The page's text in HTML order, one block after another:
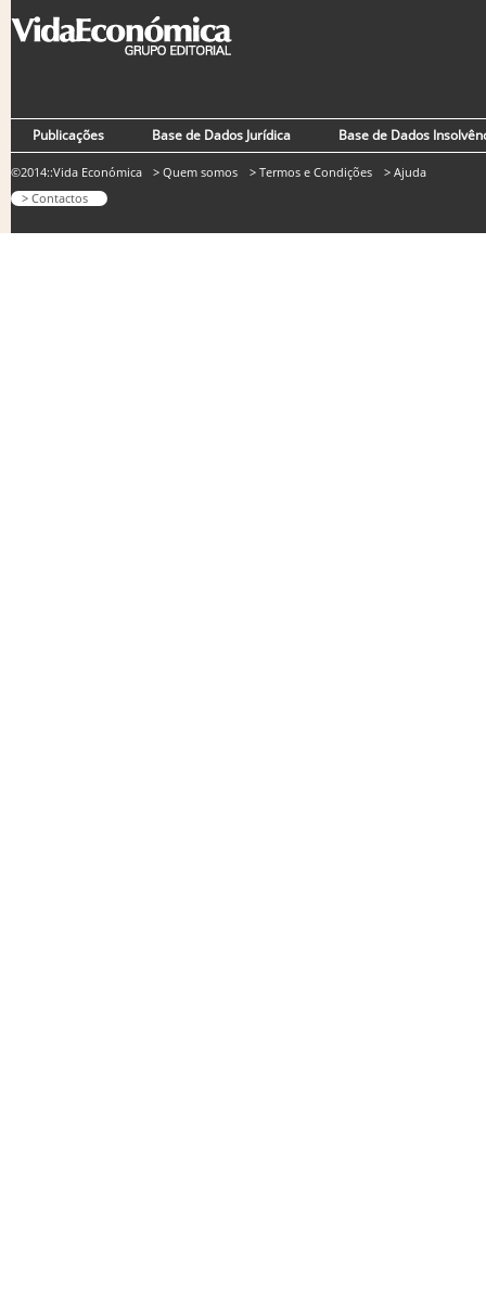
Publicações Base de Dados Jurídica Base de Dados
©2014::Vida Económica
> Contactos
> Quem somos > Termos e Condições > Ajuda